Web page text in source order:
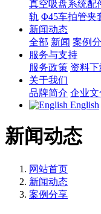
真空吸盘系统配
轨 Φ45车拍管夹
新闻动态
全部 新闻 案例
服务与支持
服务政策 资料下
关于我们
品牌简介 企业文
English
新闻动态
网站首页
新闻动态
案例分享